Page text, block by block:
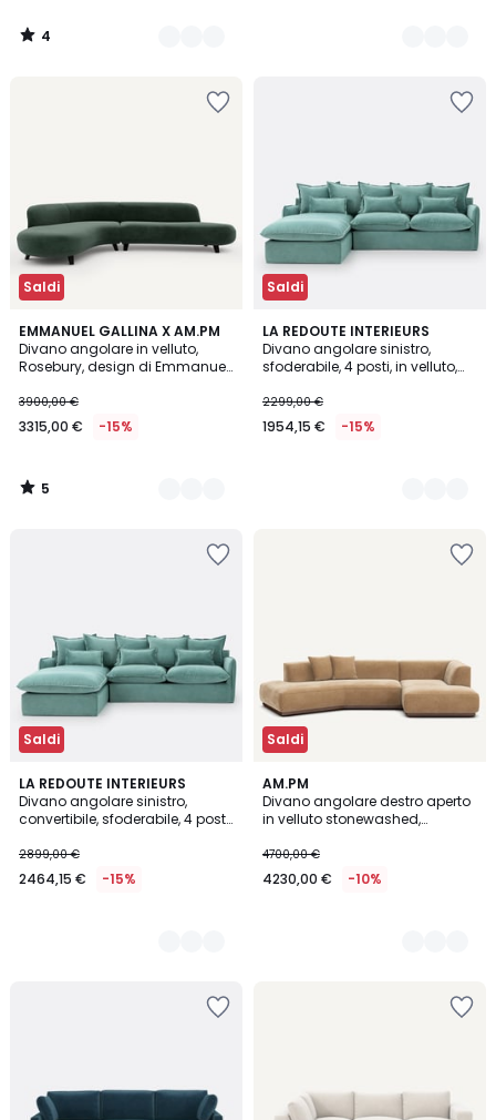
2199,20
€
sconto
applicato.
4
/
Saldi
EMMANUEL GALLINA X AM.PM
Divano angolare in velluto,
Rosebury, design di Emmanuel
3900,00 €
3315,00 € -15%
5
/
5
9
Colori
5
/
Saldi
LA REDOUTE INTERIEURS
Divano angolare sinistro,
sfoderabile, 4 posti, in velluto,
2299,00 €
1954,15 € -15%
3
Colori
Saldi
LA REDOUTE INTERIEURS
Divano angolare sinistro,
convertibile, sfoderabile, 4 posti,
2899,00 €
2464,15 € -15%
3
Colori
Saldi
AM.PM
Divano angolare destro aperto
in velluto stonewashed,
4700,00 €
4230,00 € -10%
3
Colori